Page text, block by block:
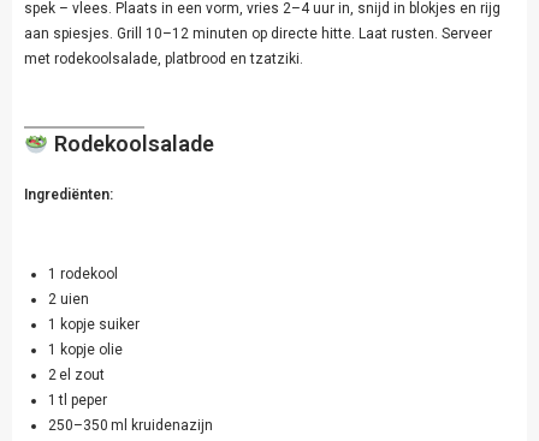
spek – vlees. Plaats in een vorm, vries 2–4 uur in, snijd in blokjes en rijg
aan spiesjes. Grill 10–12 minuten op directe hitte. Laat rusten. Serveer
met rodekoolsalade, platbrood en tzatziki.
Rodekoolsalade
Ingrediënten:
1 rodekool
2 uien
1 kopje suiker
1 kopje olie
2 el zout
1 tl peper
250–350 ml kruidenazijn